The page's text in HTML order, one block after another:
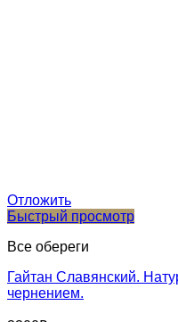
Отложить
Быстрый просмотр
Все обереги
Гайтан Славянский.
чернением.